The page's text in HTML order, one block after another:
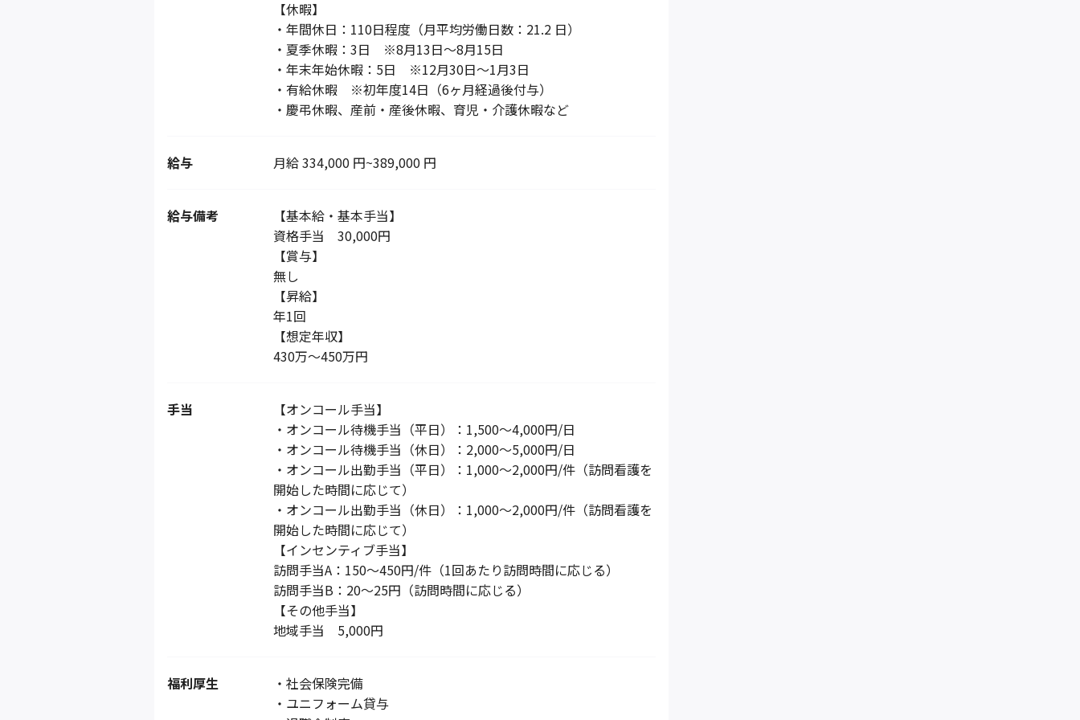
【休暇】
・年間休日：110日程度（月平均労働日数：21.2 日）
・夏季休暇：3日 ※8月13日～8月15日
・年末年始休暇：5日 ※12月30日～1月3日
・有給休暇 ※初年度14日（6ヶ月経過後付与）
・慶弔休暇、産前・産後休暇、育児・介護休暇など
給与 月給 334,000 円~389,000 円
給与備考
【基本給・基本手当】
資格手当 30,000円
【賞与】
無し
【昇給】
年1回
【想定年収】
430万～450万円
手当
【オンコール手当】
・オンコール待機手当（平日）：1,500～4,000円/日
・オンコール待機手当（休日）：2,000～5,000円/日
・オンコール出勤手当（平日）：1,000～2,000円/件（訪問看護を
開始した時間に応じて）
・オンコール出勤手当（休日）：1,000～2,000円/件（訪問看護を
開始した時間に応じて）
【インセンティブ手当】
訪問手当A：150～450円/件（1回あたり訪問時間に応じる）
訪問手当B：20～25円（訪問時間に応じる）
【その他手当】
地域手当 5,000円
福利厚生
・社会保険完備
・ユニフォーム貸与